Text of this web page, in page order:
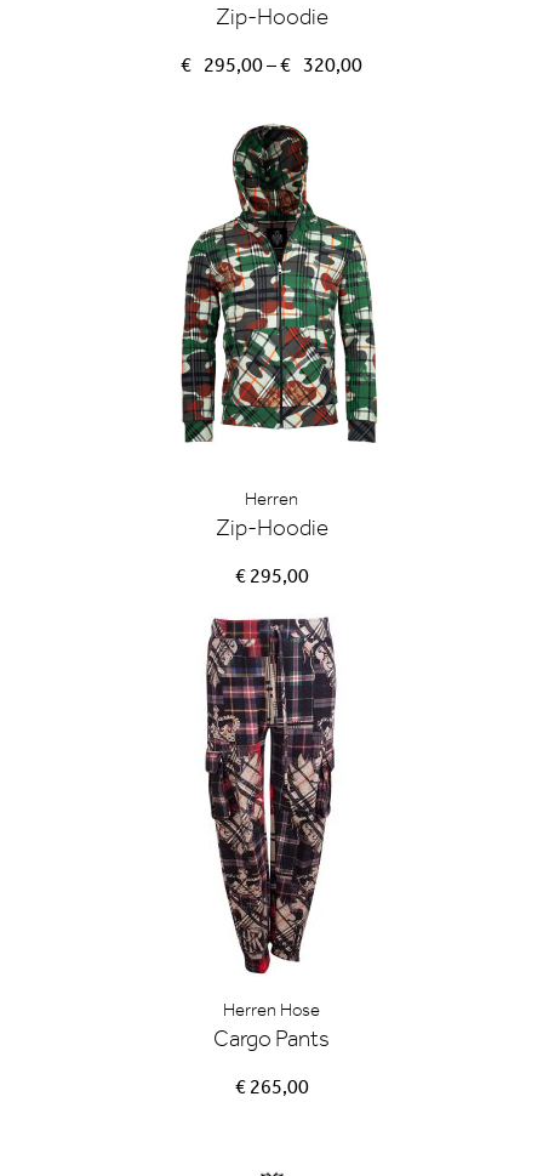
Zip-Hoodie
€ 295,00–€ 320,00Preisspanne:
Herren
Zip-Hoodie
€ 295,00
Herren Hose
Cargo Pants
€ 265,00